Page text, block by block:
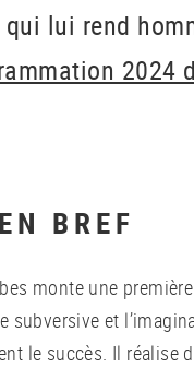
lui rend
2024
BREF
monte une
subversive et
le succès. Il réalise